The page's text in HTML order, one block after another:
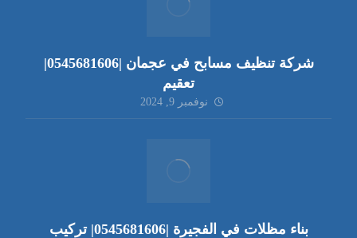
شركة تنظيف مسابح في عجمان |0545681606|
تعقيم
نوفمبر 9, 2024
بناء مظلات في الفجيرة |0545681606| تركيب